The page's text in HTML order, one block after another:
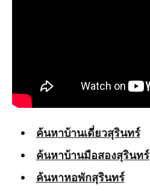
ค้นหาบ้านเดี่ยวสุรินทร์
ค้นหาบ้านมือสองสุรินทร์
ค้นหาหอพักสุรินทร์